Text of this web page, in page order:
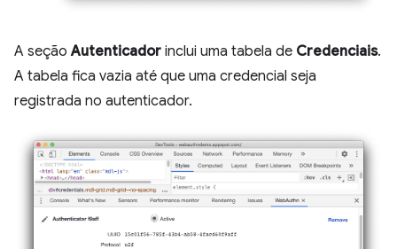
A seçãoAutenticador inclui uma tabela de Credenciais.
A tabela fica vazia até que uma credencial seja
registrada no autenticador.